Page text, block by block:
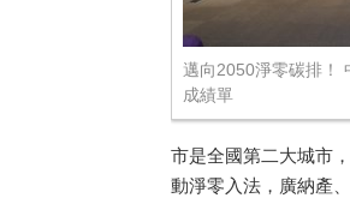
邁向2050淨零碳排！
成績單
市是全國第二大城市
動淨零入法，廣納產